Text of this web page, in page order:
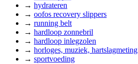
→ hydrateren
→ oofos recovery slippers
→ running belt
→ hardloop zonnebril
→ hardloop inlegzolen
→ horloges, muziek, hartslagmeting
→ sportvoeding